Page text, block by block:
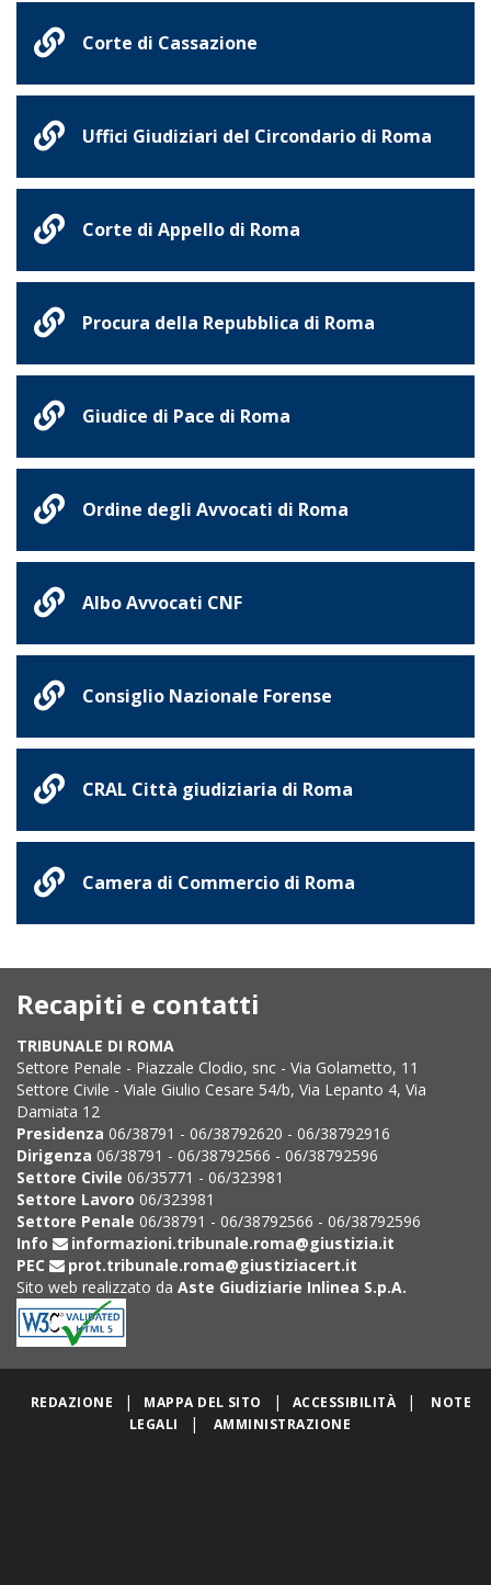
Corte di Cassazione
Uffici Giudiziari del Circondario di Roma
Corte di Appello di Roma
Procura della Repubblica di Roma
Giudice di Pace di Roma
Ordine degli Avvocati di Roma
Albo Avvocati CNF
Consiglio Nazionale Forense
CRAL Città giudiziaria di Roma
Camera di Commercio di Roma
Recapiti e contatti
TRIBUNALE DI ROMA
Settore Penale - Piazzale Clodio, snc - Via Golametto, 11
Settore Civile - Viale Giulio Cesare 54/b, Via Lepanto 4, Via
Damiata 12
Presidenza 06/38791 - 06/38792620 - 06/38792916
Dirigenza 06/38791 - 06/38792566 - 06/38792596
Settore Civile 06/35771 - 06/323981
Settore Lavoro 06/323981
Settore Penale 06/38791 - 06/38792566 - 06/38792596
Info
informazioni.tribunale.roma@giustizia.it
PEC
prot.tribunale.roma@giustiziacert.it
Sito web realizzato da Aste Giudiziarie Inlinea S.p.A.
REDAZIONE | MAPPA DEL SITO | ACCESSIBILITÀ |
NOTE
LEGALI
| AMMINISTRAZIONE